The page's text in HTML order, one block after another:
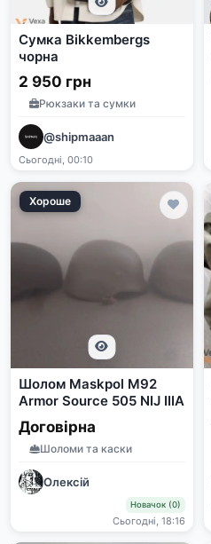
Сумка Bikkembergs
чорна
2 950 грн
Рюкзаки та сумки
@shipmaaan
Сьогодні, 00:10
Хороше
Шолом Maskpol M92
Armor Source 505 NIJ IIIA
Договірна
Шоломи та каски
Олексій
Новачок (0)
Сьогодні, 18:16